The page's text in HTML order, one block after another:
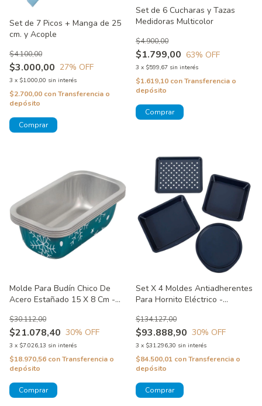
Set de 7 Picos + Manga de 25
cm. y Acople
$3.000,00
$4.100,00
27% OFF
3 x $1.000,00 sin interés
$2.700,00 conTransferencia o
depósito
Set de 6 Cucharas y Tazas
Medidoras Multicolor
$1.799,00
$4.900,00
63% OFF
3 x $599,67 sin interés
$1.619,10 conTransferencia o
depósito
Molde Para Budín Chico De
Acero Estañado 15 X 8 Cm -
Wilton
$21.078,40
$30.112,00
30% OFF
3 x $7.026,13 sin interés
$18.970,56 conTransferencia o
depósito
Set X 4 Moldes Antiadherentes
Para Hornito Eléctrico -
$93.888,90
$134.127,00
30% OFF
3 x $31.296,30 sin interés
$84.500,01 conTransferencia o
depósito